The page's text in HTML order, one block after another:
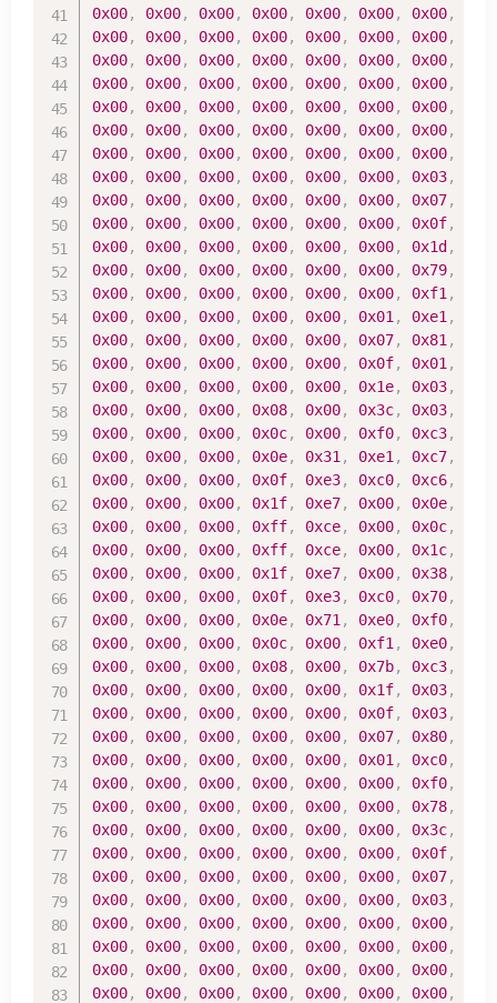
0x00, 0x00, 0x00, 0x00, 0x00, 0x00, 0x00,
0x00, 0x00, 0x00, 0x00, 0x00, 0x00, 0x00,
0x00, 0x00, 0x00, 0x00, 0x00, 0x00, 0x00,
0x00, 0x00, 0x00, 0x00, 0x00, 0x00, 0x00,
0x00, 0x00, 0x00, 0x00, 0x00, 0x00, 0x00,
0x00, 0x00, 0x00, 0x00, 0x00, 0x00, 0x00,
0x00, 0x00, 0x00, 0x00, 0x00, 0x00, 0x00,
0x00, 0x00, 0x00, 0x00, 0x00, 0x00, 0x03,
0x00, 0x00, 0x00, 0x00, 0x00, 0x00, 0x07,
0x00, 0x00, 0x00, 0x00, 0x00, 0x00, 0x0f,
0x00, 0x00, 0x00, 0x00, 0x00, 0x00, 0x1d,
0x00, 0x00, 0x00, 0x00, 0x00, 0x00, 0x79,
0x00, 0x00, 0x00, 0x00, 0x00, 0x00, 0xf1 ,
0x00, 0x00, 0x00, 0x00, 0x00, 0x01 , 0xe1 ,
0x00, 0x00, 0x00, 0x00, 0x00, 0x07, 0x81 ,
0x00, 0x00, 0x00, 0x00, 0x00, 0x0f, 0x01 ,
0x00, 0x00, 0x00, 0x00, 0x00, 0x1e, 0x03,
0x00, 0x00, 0x00, 0x08, 0x00, 0x3c, 0x03,
0x00, 0x00, 0x00, 0x0c, 0x00, 0xf0, 0xc3,
0x00, 0x00, 0x00, 0x0e, 0x31 , 0xe1 , 0xc7,
0x00, 0x00, 0x00, 0x0f, 0xe3, 0xc0, 0xc6,
0x00, 0x00, 0x00, 0x1f, 0xe7, 0x00, 0x0e,
0x00, 0x00, 0x00, 0xff, 0xce, 0x00, 0x0c,
0x00, 0x00, 0x00, 0xff, 0xce, 0x00, 0x1c,
0x00, 0x00, 0x00, 0x1f, 0xe7, 0x00, 0x38,
0x00, 0x00, 0x00, 0x0f, 0xe3, 0xc0, 0x70,
0x00, 0x00, 0x00, 0x0e, 0x71 , 0xe0, 0xf0,
0x00, 0x00, 0x00, 0x0c, 0x00, 0xf1 , 0xe0,
0x00, 0x00, 0x00, 0x08, 0x00, 0x7b, 0xc3,
0x00, 0x00, 0x00, 0x00, 0x00, 0x1f, 0x03,
0x00, 0x00, 0x00, 0x00, 0x00, 0x0f, 0x03,
0x00, 0x00, 0x00, 0x00, 0x00, 0x07, 0x80,
0x00, 0x00, 0x00, 0x00, 0x00, 0x01 , 0xc0,
0x00, 0x00, 0x00, 0x00, 0x00, 0x00, 0xf0,
0x00, 0x00, 0x00, 0x00, 0x00, 0x00, 0x78,
0x00, 0x00, 0x00, 0x00, 0x00, 0x00, 0x3c,
0x00, 0x00, 0x00, 0x00, 0x00, 0x00, 0x0f,
0x00, 0x00, 0x00, 0x00, 0x00, 0x00, 0x07,
0x00, 0x00, 0x00, 0x00, 0x00, 0x00, 0x03,
0x00, 0x00, 0x00, 0x00, 0x00, 0x00, 0x00,
0x00, 0x00, 0x00, 0x00, 0x00, 0x00, 0x00,
0x00, 0x00, 0x00, 0x00, 0x00, 0x00, 0x00,
0x00, 0x00, 0x00, 0x00, 0x00, 0x00, 0x00,